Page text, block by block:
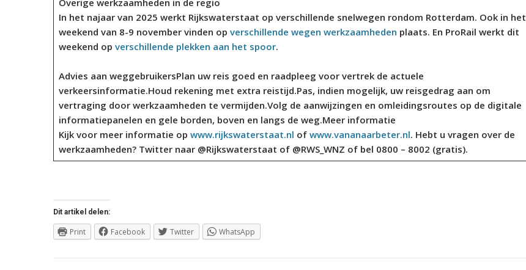
In het najaar van 2025 werkt Rijkswaterstaat op verschillende snelwegen rondom Rotterdam. Ook in het
weekend van 8-9 november vinden op verschillende wegen werkzaamheden plaats. En ProRail werkt dit
weekend op verschillende plekken aan het spoor.
Advies aan weggebruikersPlan uw reis goed en raadpleeg voor vertrek de actuele
verkeersinformatie.Houd rekening met extra reistijd.Pas, indien mogelijk, uw reisgedrag aan om
vertraging door werkzaamheden te vermijden.Volg de aanwijzingen en omleidingsroutes op de digitale
informatiepanelen en gele borden, boven en langs de weg.Meer informatie
Kijk voor meer informatie op www.rijkswaterstaat.nl of www.vananaarbeter.nl. Hebt u vragen over de
werkzaamheden? Twitter naar @Rijkswaterstaat of @RWS_WNZ of bel 0800 – 8002 (gratis).
Dit artikel delen:
Print Facebook Twitter WhatsApp